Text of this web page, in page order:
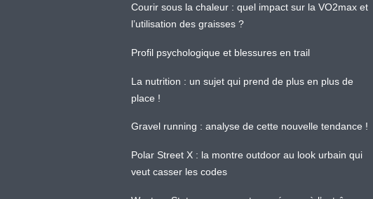
Courir sous la chaleur : quel impact sur la VO2max et
l’utilisation des graisses ?
Profil psychologique et blessures en trail
La nutrition : un sujet qui prend de plus en plus de
place !
Gravel running : analyse de cette nouvelle tendance !
Polar Street X : la montre outdoor au look urbain qui
veut casser les codes